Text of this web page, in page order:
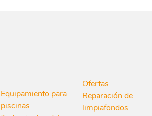
Equipamiento para
piscinas
Ofertas
Reparación de
limpiafondos